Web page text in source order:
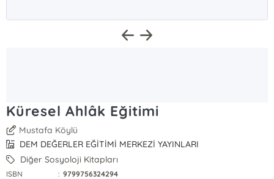
Küresel Ahlâk Eğitimi
Mustafa Köylü
DEM DEĞERLER EĞİTİMİ MERKEZİ YAYINLARI
Diğer Sosyoloji Kitapları
ISBN : 9799756324294